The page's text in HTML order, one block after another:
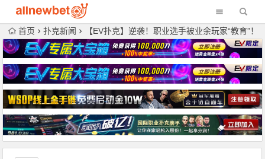
首页 扑克新闻 【EV扑克】逆袭！职业选手被业余玩家“教育”！